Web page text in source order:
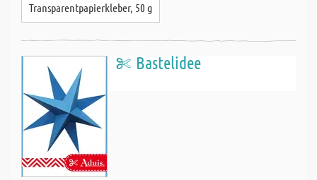
Transparentpapierkleber, 50 g
Bastelidee